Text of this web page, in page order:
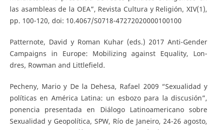
las asambleas de la OEA”, Revista Cultura y Religión, XIV(1),
pp. 100-120, doi: 10.4067/S0718-47272020000100100
Patternote, David y Roman Kuhar (eds.) 2017 Anti-Gender
Campaigns in Europe: Mobilizing against Equality, Lon-
dres, Rowman and Littlefield.
Pecheny, Mario y De la Dehesa, Rafael 2009 “Sexualidad y
políticas en América Latina: un esbozo para la discusión”,
ponencia presentada en Diálogo Latinoamericano sobre
Sexualidad y Geopolítica, SPW, Río de Janeiro, 24-26 agosto,